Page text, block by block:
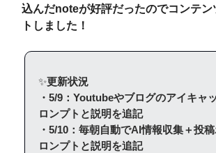
込んだnoteが好評だったのでコンテン
トしました！
✨更新状況
・5/9：Youtubeやブログのアイキャ
ロンプトと説明を追記
・5/10：毎朝自動でAI情報収集＋投
ロンプトと説明を追記